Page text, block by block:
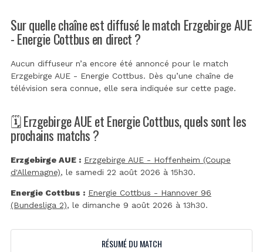
Sur quelle chaîne est diffusé le match Erzgebirge AUE
- Energie Cottbus en direct ?
Aucun diffuseur n’a encore été annoncé pour le match
Erzgebirge AUE - Energie Cottbus. Dès qu’une chaîne de
télévision sera connue, elle sera indiquée sur cette page.
🗓️ Erzgebirge AUE et Energie Cottbus, quels sont les
prochains matchs ?
Erzgebirge AUE : Erzgebirge AUE - Hoffenheim (Coupe
d'Allemagne), le samedi 22 août 2026 à 15h30.
Energie Cottbus : Energie Cottbus - Hannover 96
(Bundesliga 2), le dimanche 9 août 2026 à 13h30.
RÉSUMÉ DU MATCH